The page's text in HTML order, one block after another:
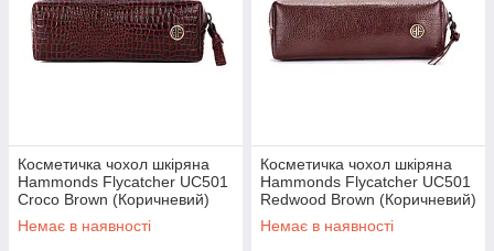
Косметичка чохол шкіряна
Hammonds Flycatcher UC501
Croco Brown (Коричневий)
Немає в наявності
Косметичка чохол шкіряна
Hammonds Flycatcher UC501
Redwood Brown (Коричневий)
Немає в наявності